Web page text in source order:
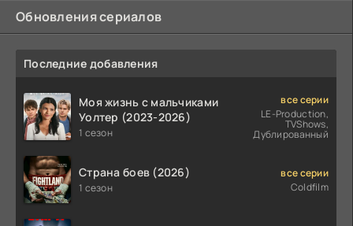
Обновления сериалов
Последние добавления
Моя жизнь с мальчиками
Уолтер (2023-2026)
1 сезон
все серии
LE-Production,
TVShows,
Дублированный
Страна боев (2026)
1 сезон
все серии
Coldfilm